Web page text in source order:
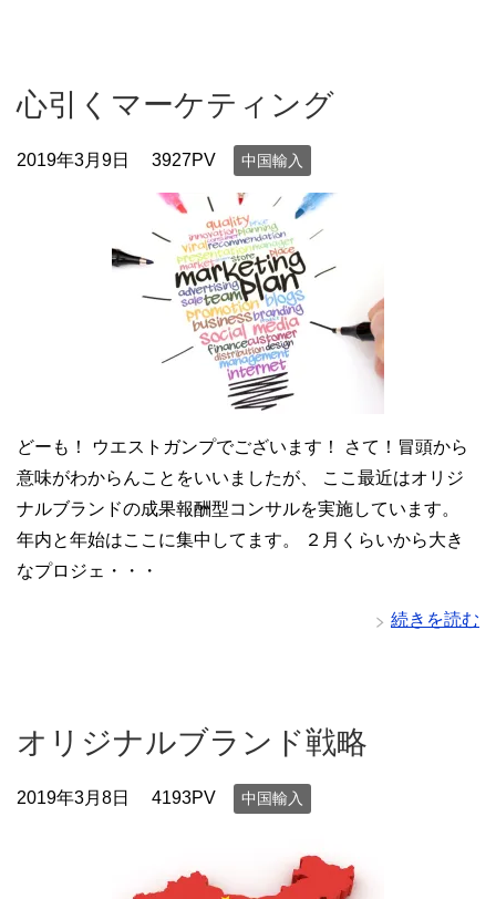
心引くマーケティング
2019年3月9日 3927PV 中国輸入
どーも！ ウエストガンプでございます！ さて！冒頭から
意味がわからんことをいいましたが、 ここ最近はオリジ
ナルブランドの成果報酬型コンサルを実施しています。
年内と年始はここに集中してます。 ２月くらいから大き
なプロジェ・・・
続きを読む
オリジナルブランド戦略
2019年3月8日 4193PV 中国輸入